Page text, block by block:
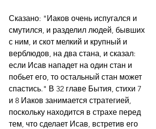
Сказано: "Иаков очень испугался и
смутился, и разделил людей, бывших
с ним, и скот мелкий и крупный и
верблюдов, на два стана, и сказал:
если Исав нападет на один стан и
побьет его, то остальный стан может
спастись." В 32 главе Бытия, стихи 7
и 8 Иаков занимается стратегией,
поскольку находится в страхе перед
тем, что сделает Исав, встретив его